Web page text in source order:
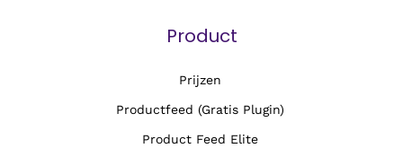
Product
Prijzen
Productfeed (Gratis Plugin)
Product Feed Elite